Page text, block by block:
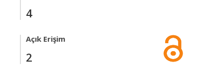
4
Açık Erişim
2